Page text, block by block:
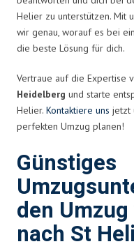
Helier zu unterstützen. Mit
wir genau, worauf es bei
die beste Lösung für dich.
Vertraue auf die Expertise
Heidelberg und starte
Helier. Kontaktiere uns jetzt
perfekten Umzug planen!
Günstiges
den
nach St